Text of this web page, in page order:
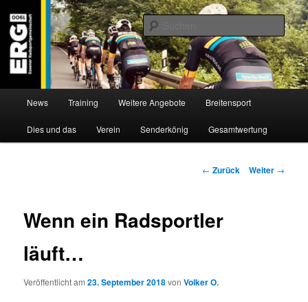
Inhalt
wechseln
ERG 1900 e.V
Willkommen bei der Essener Radsportgemeinschaft
News Training Weitere Angebote Breitensport
Dies und das Verein Senderkönig Gesamtwertung
Beitragsnavigation
← Zurück Weiter →
Wenn ein Radsportler
läuft…
Veröffentlicht am23. September 2018vonVolker O.